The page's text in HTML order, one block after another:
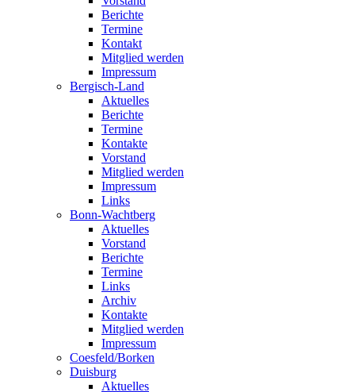
Berichte
Termine
Kontakt
Mitglied werden
Impressum
Bergisch-Land
Aktuelles
Berichte
Termine
Kontakte
Vorstand
Mitglied werden
Impressum
Links
Bonn-Wachtberg
Aktuelles
Vorstand
Berichte
Termine
Links
Archiv
Kontakte
Mitglied werden
Impressum
Coesfeld/Borken
Duisburg
Aktuelles